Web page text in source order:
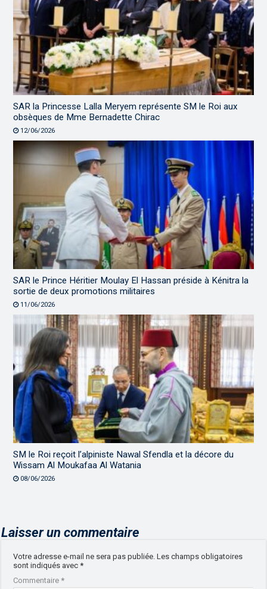
SAR la Princesse Lalla Meryem représente SM le Roi aux
obsèques de Mme Bernadette Chirac
12/06/2026
SAR le Prince Héritier Moulay El Hassan préside à Kénitra la
sortie de deux promotions militaires
11/06/2026
SM le Roi reçoit l’alpiniste Nawal Sfendla et la décore du
Wissam Al Moukafaa Al Watania
08/06/2026
Laisser un commentaire
Votre adresse e-mail ne sera pas publiée. Les champs obligatoires
sont indiqués avec*
Commentaire*